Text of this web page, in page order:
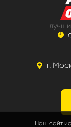
г.
Наш сайт